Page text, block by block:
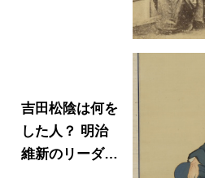
吉田松陰は何を
した人？ 明治
維新のリーダー